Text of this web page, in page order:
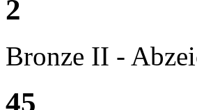
2
Bronze II -
45